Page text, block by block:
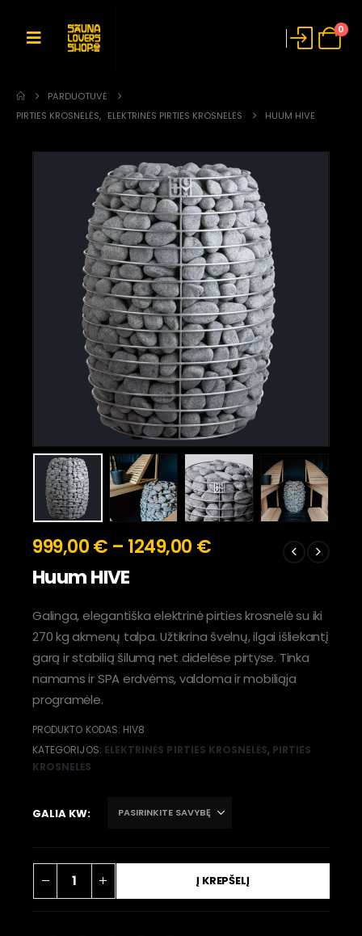
0
PARDUOTUVĖ
PIRTIES KROSNELĖS, ELEKTRINĖS PIRTIES KROSNELĖS HUUM HIVE
999,00€ – 1249,00 €
Huum HIVE
Galinga, elegantiška elektrinė pirties krosnelė su iki
270 kg akmenų talpa. Užtikrina švelnų, ilgai išliekantį
garą ir stabilią šilumą net didelėse pirtyse. Tinka
namams ir SPA erdvėms, valdoma ir mobiliąja
programėle.
PRODUKTO KODAS: HIV8
KATEGORIJOS: ELEKTRINĖS PIRTIES KROSNELĖS, PIRTIES
KROSNELĖS
GALIA KW
Į KREPŠELĮ